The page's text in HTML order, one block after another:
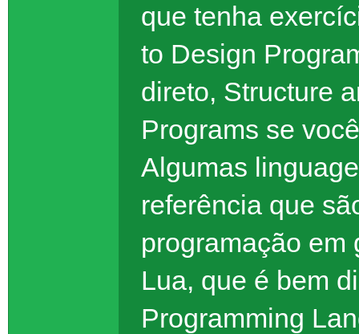
que tenha
to Design
direto, Structure
Programs se
Algumas
referência que
programação em
Lua, que é bem
Programming